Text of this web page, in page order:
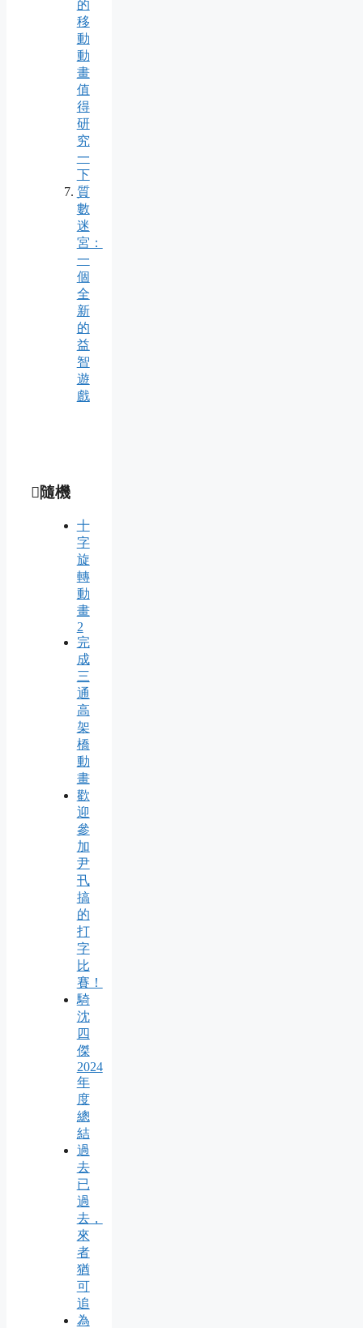
的
移
動
動
畫
值
得
研
究
一
下
質
數
迷
宮：
一
個
全
新
的
益
智
遊
戲
隨機
十
字
旋
轉
動
畫
2
完
成
三
通
高
架
橋
動
畫
歡
迎
參
加
尹
卂
搞
的
打
字
比
賽！
騎
沈
四
傑
2024
年
度
總
結
過
去
已
過
去，
來
者
猶
可
追
為